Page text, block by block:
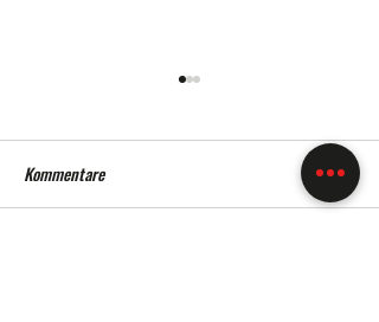
Kommentare